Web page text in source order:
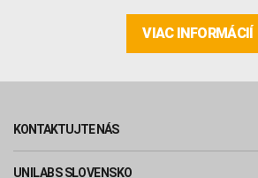
VIAC INFORMÁCIÍ
KONTAKTUJTE NÁS
UNILABS SLOVENSKO